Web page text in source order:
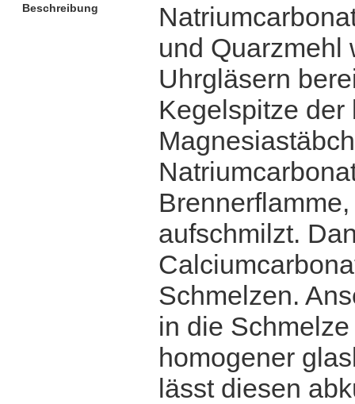
Beschreibung
und Quarzmehl
Uhrgläsern
Kegelspitze
aufschmilzt.
Schmelzen.
in die
homogener
lässt diesen